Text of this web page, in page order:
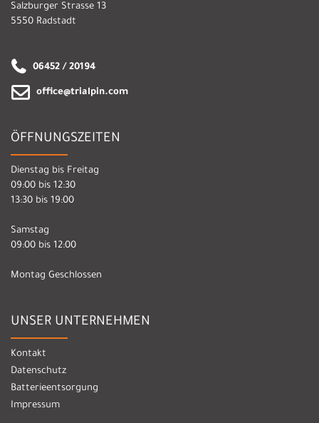
Salzburger Strasse 13
5550 Radstadt
06452 / 20194
office@trialpin.com
ÖFFNUNGSZEITEN
Dienstag bis Freitag
09:00 bis 12:30
13:30 bis 19:00
Samstag
09:00 bis 12:00
Montag Geschlossen
UNSER UNTERNEHMEN
Kontakt
Datenschutz
Batterieentsorgung
Impressum